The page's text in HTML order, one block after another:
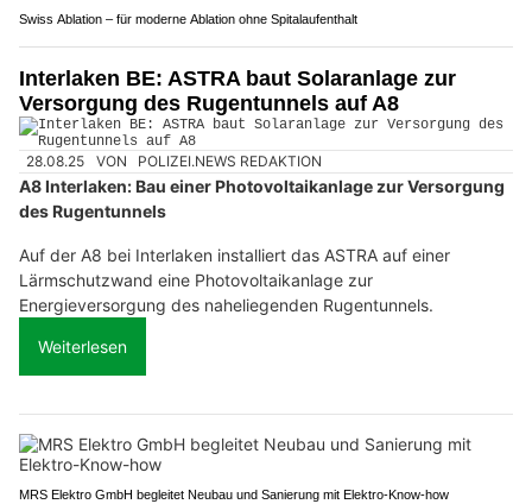
Swiss Ablation – für moderne Ablation ohne Spitalaufenthalt
Interlaken BE: ASTRA baut Solaranlage zur
Versorgung des Rugentunnels auf A8
28.08.25 VON POLIZEI.NEWS REDAKTION
A8 Interlaken: Bau einer Photovoltaikanlage zur Versorgung
des Rugentunnels
Auf der A8 bei Interlaken installiert das ASTRA auf einer
Lärmschutzwand eine Photovoltaikanlage zur
Energieversorgung des naheliegenden Rugentunnels.
Weiterlesen
MRS Elektro GmbH begleitet Neubau und Sanierung mit Elektro-Know-how